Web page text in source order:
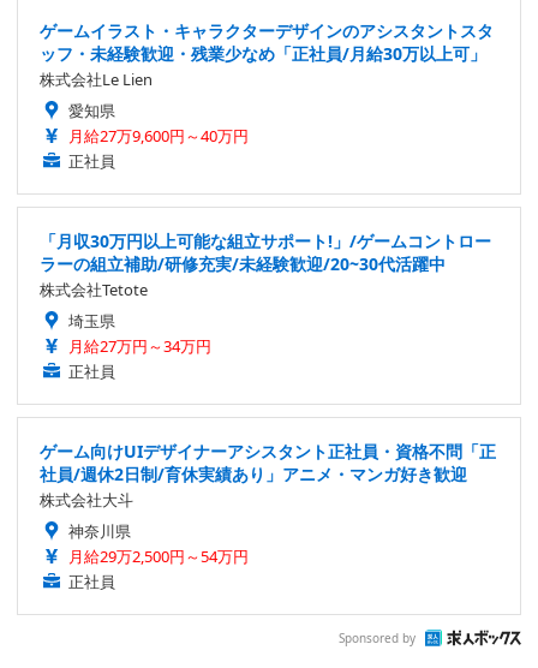
ゲームイラスト・キャラクターデザインのアシスタントスタ
ッフ・未経験歓迎・残業少なめ「正社員/月給30万以上可」
株式会社Le Lien
愛知県
月給27万9,600円～40万円
正社員
「月収30万円以上可能な組立サポート!」/ゲームコントロー
ラーの組立補助/研修充実/未経験歓迎/20~30代活躍中
株式会社Tetote
埼玉県
月給27万円～34万円
正社員
ゲーム向けUIデザイナーアシスタント正社員・資格不問「正
社員/週休2日制/育休実績あり」アニメ・マンガ好き歓迎
株式会社大斗
神奈川県
月給29万2,500円～54万円
正社員
Sponsored by